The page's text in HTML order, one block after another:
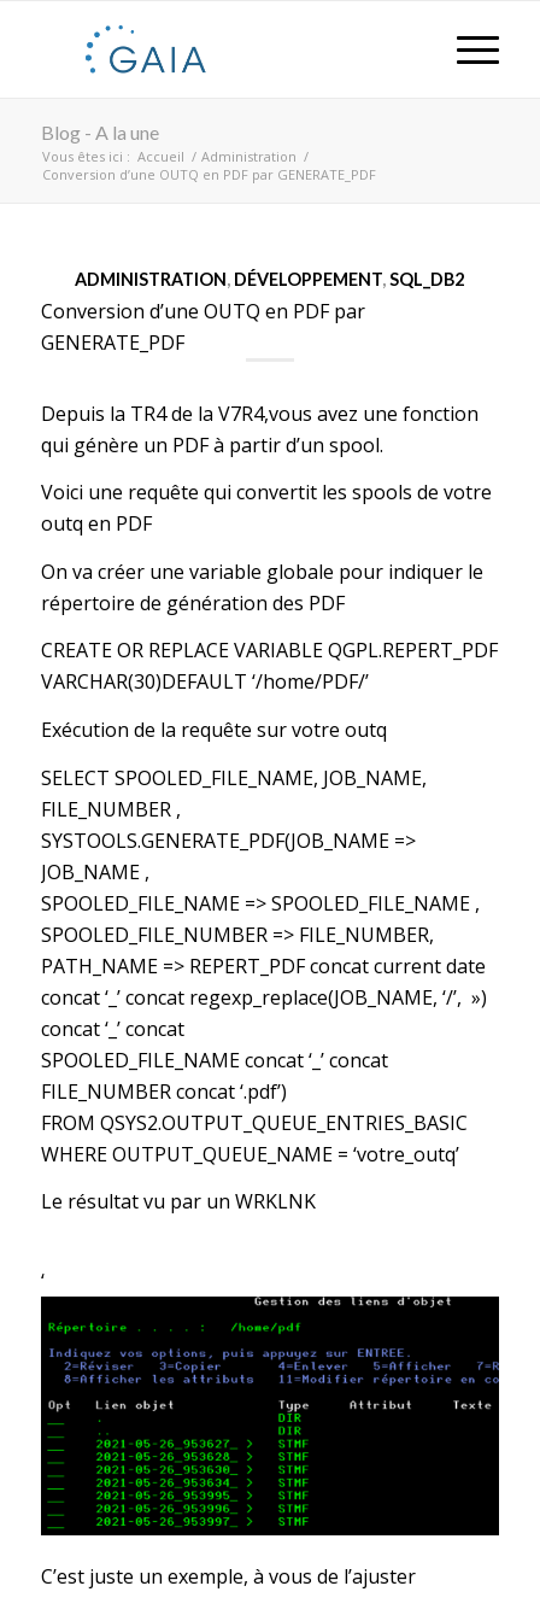
Blog - A la une
Vous êtes ici : Accueil / Administration /
Conversion d’une OUTQ en PDF par GENERATE_PDF
ADMINISTRATION, DÉVELOPPEMENT,SQL_DB2
Conversion d’une OUTQ en PDF par
GENERATE_PDF
Depuis la TR4 de la V7R4,vous avez une fonction
qui génère un PDF à partir d’un spool.
Voici une requête qui convertit les spools de votre
outq en PDF
On va créer une variable globale pour indiquer le
répertoire de génération des PDF
CREATE OR REPLACE VARIABLE QGPL.REPERT_PDF
VARCHAR(30)DEFAULT ‘/home/PDF/’
Exécution de la requête sur votre outq
SELECT SPOOLED_FILE_NAME, JOB_NAME,
FILE_NUMBER ,
SYSTOOLS.GENERATE_PDF(JOB_NAME =>
JOB_NAME ,
SPOOLED_FILE_NAME => SPOOLED_FILE_NAME ,
SPOOLED_FILE_NUMBER => FILE_NUMBER,
PATH_NAME => REPERT_PDF concat current date
concat ‘_’ concat regexp_replace(JOB_NAME, ‘/’, »)
concat ‘_’ concat
SPOOLED_FILE_NAME concat ‘_’ concat
FILE_NUMBER concat ‘.pdf’)
FROM QSYS2.OUTPUT_QUEUE_ENTRIES_BASIC
WHERE OUTPUT_QUEUE_NAME = ‘votre_outq’
Le résultat vu par un WRKLNK
‘
C’est juste un exemple, à vous de l’ajuster